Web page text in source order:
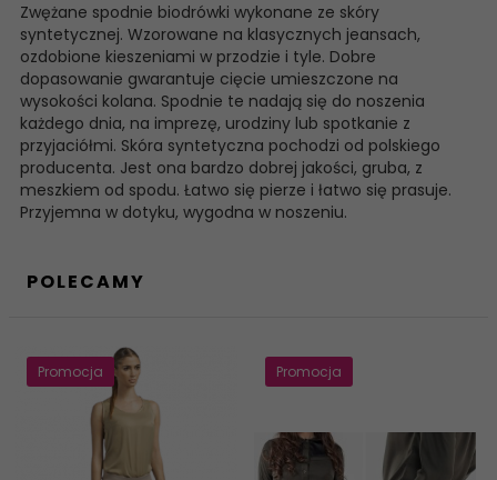
Zwężane spodnie biodrówki wykonane ze skóry
syntetycznej. Wzorowane na klasycznych jeansach,
ozdobione kieszeniami w przodzie i tyle. Dobre
dopasowanie gwarantuje cięcie umieszczone na
wysokości kolana. Spodnie te nadają się do noszenia
każdego dnia, na imprezę, urodziny lub spotkanie z
przyjaciółmi. Skóra syntetyczna pochodzi od polskiego
producenta. Jest ona bardzo dobrej jakości, gruba, z
meszkiem od spodu. Łatwo się pierze i łatwo się prasuje.
Przyjemna w dotyku, wygodna w noszeniu.
POLECAMY
Promocja Promocja